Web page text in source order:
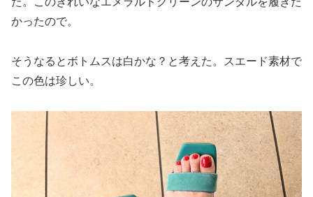
かったので。
そうなるとボトムスは白かな？と考えた。スエード素材で
この色は珍しい。